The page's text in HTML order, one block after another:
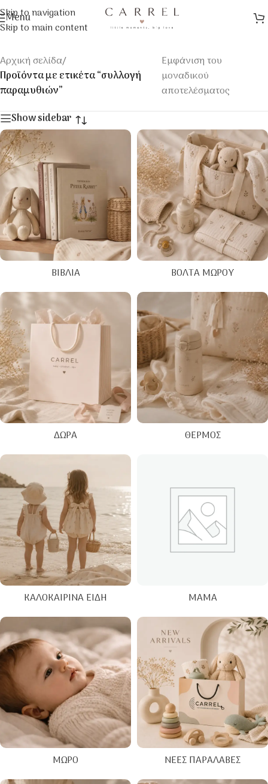
Skip to navigation
Skip to main content
Menu
Αρχική σελίδα/
Προϊόντα με ετικέτα “συλλογή
παραμυθιών”
Εμφάνιση του
μοναδικού
αποτελέσματος
Show sidebar
ΒΙΒΛΊΑ ΒΌΛΤΑ ΜΩΡΟΎ
ΔΏΡΑ ΘΕΡΜΌΣ
ΚΑΛΟΚΑΙΡΙΝΑ ΕΊΔΗ ΜΑΜΆ
ΜΩΡΌ ΝΈΕΣ ΠΑΡΑΛΑΒΈΣ